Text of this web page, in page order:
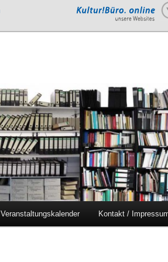
Veranstaltungskalender Kontakt /